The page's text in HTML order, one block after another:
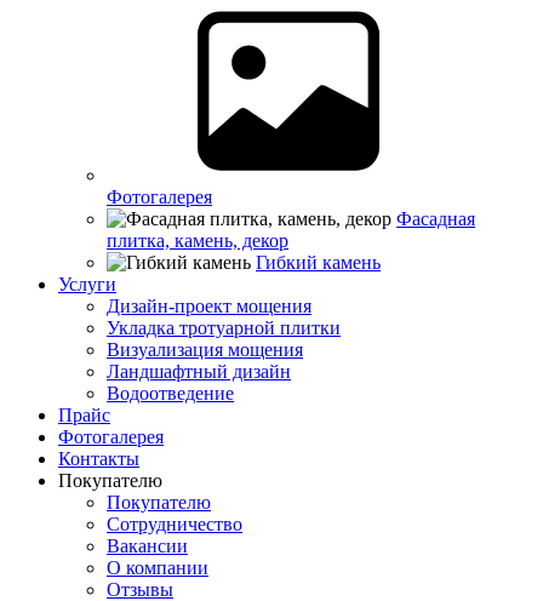
Фотогалерея
Фасадная
плитка, камень, декор
Гибкий камень
Услуги
Дизайн-проект мощения
Укладка тротуарной плитки
Визуализация мощения
Ландшафтный дизайн
Водоотведение
Прайс
Фотогалерея
Контакты
Покупателю
Покупателю
Сотрудничество
Вакансии
О компании
Отзывы